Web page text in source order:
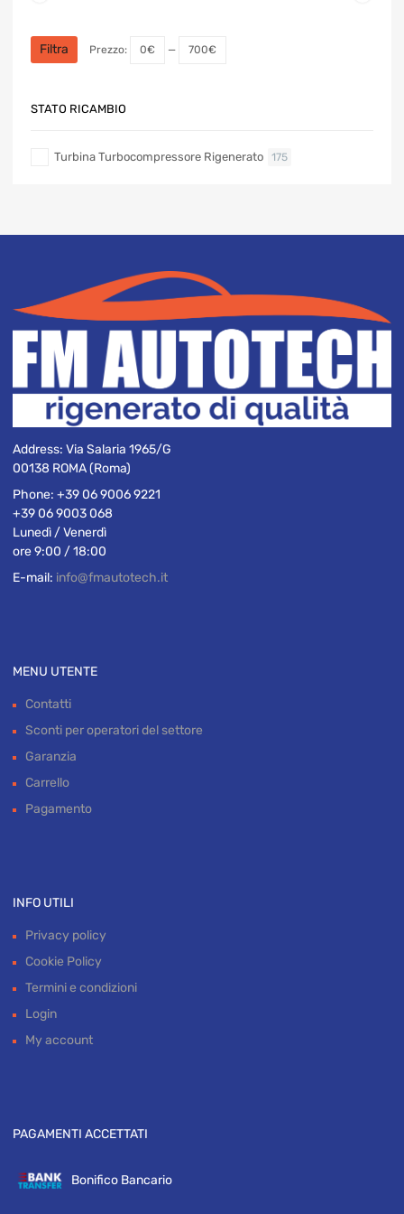
Min
Max
Filtra Prezzo: 0€ — 700€
STATO RICAMBIO
Turbina Turbocompressore Rigenerato 175
Address: Via Salaria 1965/G
00138 ROMA (Roma)
Phone: +39 06 9006 9221
+39 06 9003 068
Lunedì / Venerdì
ore 9:00 / 18:00
E-mail: info@fmautotech.it
MENU UTENTE
Contatti
Sconti per operatori del settore
Garanzia
Carrello
Pagamento
INFO UTILI
Privacy policy
Cookie Policy
Termini e condizioni
Login
My account
PAGAMENTI ACCETTATI
Bonifico Bancario